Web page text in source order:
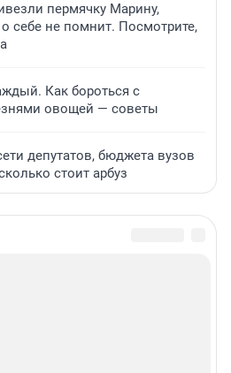
пермячку Марину,
себе не помнит. Посмотрите,
Как бороться с
овощей — советы
депутатов, бюджета вузов
стоит арбуз